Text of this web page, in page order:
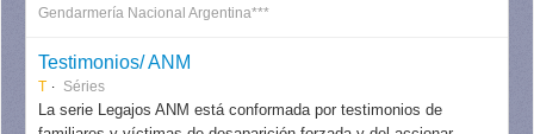
Gendarmería Nacional Argentina***
Testimonios/ ANM
T Séries
La serie Legajos ANM está conformada por testimonios de